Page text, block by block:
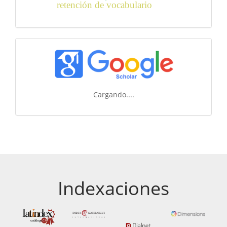
retención de vocabulario
Cargando....
Indexaciones